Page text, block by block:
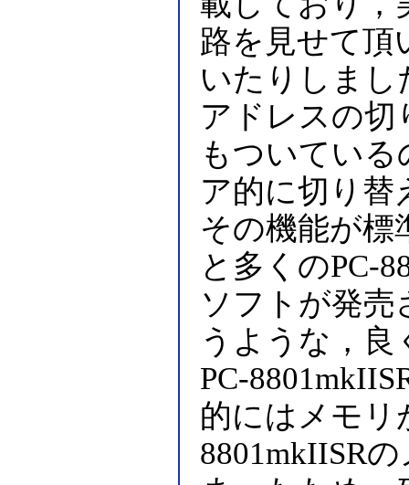
路を見せて頂
いたりしまし
アドレスの切
もついてい
ア的に切り替
その機能が標
と多くのPC-
ソフトが発
うような，
PC-
的にはメモリ
8801mkIISR